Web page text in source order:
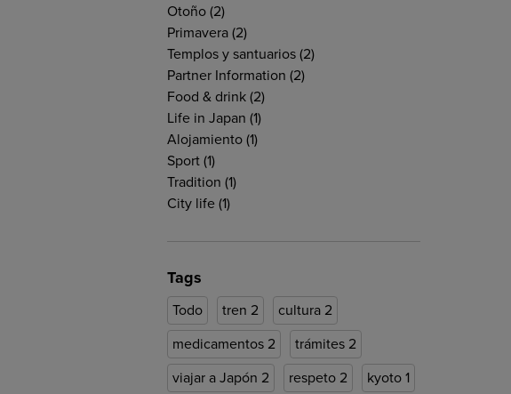
Otoño (2)
Primavera (2)
Templos y santuarios (2)
Partner Information (2)
Food & drink (2)
Life in Japan (1)
Alojamiento (1)
Sport (1)
Tradition (1)
City life (1)
Tags
Todo tren 2 cultura 2
medicamentos 2 trámites 2
viajar a Japón 2 respeto 2 kyoto 1